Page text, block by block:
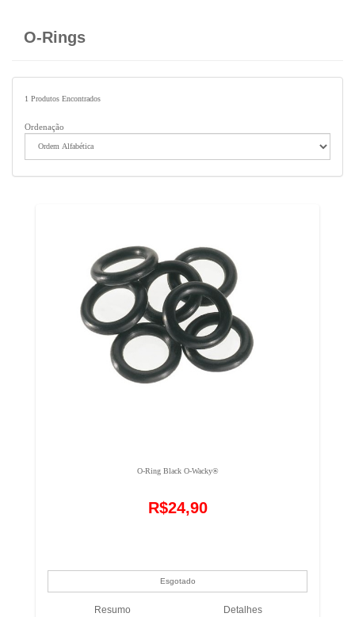
O-Rings
1 Produtos Encontrados
Ordenação
O-Ring Black O-Wacky®
R$24,90
Resumo Detalhes